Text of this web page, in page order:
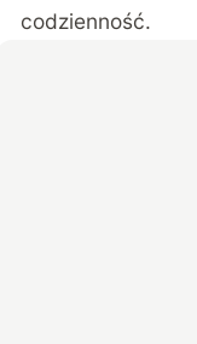
codzienność.